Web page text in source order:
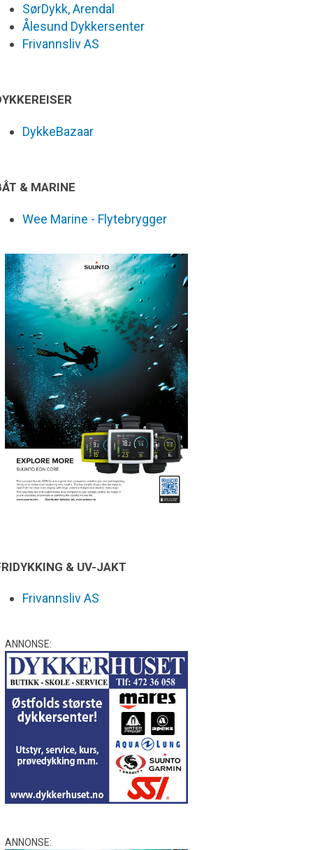
SørDykk, Arendal
Ålesund Dykkersenter
Frivannsliv AS
DykkeBazaar
& MARINE
Wee Marine - Flytebrygger
& UV-JAKT
Frivannsliv AS
ANNONSE:
ANNONSE: